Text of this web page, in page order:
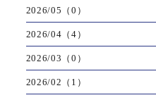
2026/05（0）
2026/04（4）
2026/03（0）
2026/02（1）